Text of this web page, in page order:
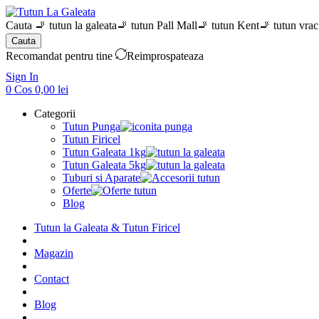
Cauta 🚬 tutun la galeata🚬 tutun Pall Mall🚬 tutun Kent🚬 tutun vrac
Cauta
Recomandat pentru tine
Reimprospateaza
Sign In
0 Cos 0,00 lei
Categorii
Tutun Punga
Tutun Firicel
Tutun Galeata 1kg
Tutun Galeata 5kg
Tuburi si Aparate
Oferte
Blog
Tutun la Galeata & Tutun Firicel
Magazin
Contact
Blog